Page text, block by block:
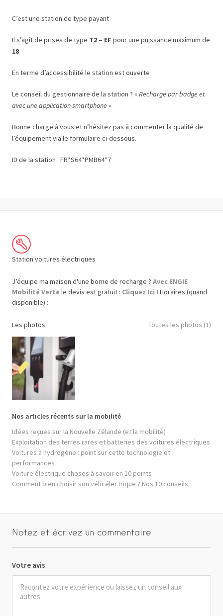
C’est une station de type payant
Il s’agit de prises de type T2 – EF pour une puissance maximum de
18
En terme d’accessibilité le station est ouverte
Le conseil du gestionnaire de la station ? « Recharge par badge et
avec une application smartphone »
Bonne charge à vous et n’hésitez pas à commenter la qualité de
l’équipement via le formulaire ci-dessous.
ID de la station : FR*S64*PMB64*7
Station voitures électriques
J’équipe ma maison d'une borne de recharge ? Avec ENGIE
Mobilité Verte le devis est gratuit : Cliquez Ici ! Horaires (quand
disponible) :
Les photos Toutes les photos (1)
Nos articles récents sur la mobilité
Idées reçues sur la Nouvelle Zélande (et la mobilité)
Exploitation des terres rares et batteries des voitures électriques
Voitures à hydrogène : point sur cette technologie et
performances
Voiture électrique choses à savoir en 10 points
Comment bien choisir son vélo électrique ? Nos 10 conseils
Notez et écrivez un commentaire
Votre avis